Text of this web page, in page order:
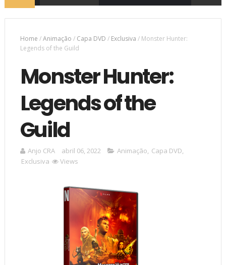
Home /Animação / Capa DVD / Exclusiva / Monster Hunter:
Legends of the Guild
Monster Hunter:
Legends of the
Guild
Anjo CRA abril 06, 2022 Animação, Capa DVD,
Exclusiva
Views